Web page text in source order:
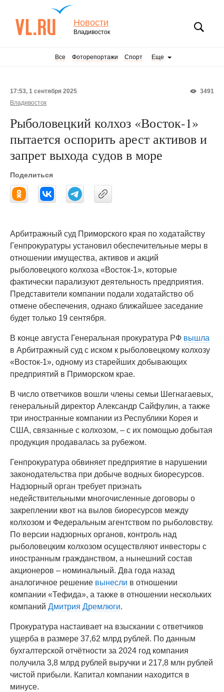
Новости
Владивосток
Все Фоторепортажи Спорт Еще
3491
17:53, 1 сентября 2025
Владивосток
Рыболовецкий колхоз «Восток-1»
пытается оспорить арест активов и
запрет выхода судов в море
Поделиться
Арбитражный суд Приморского края по ходатайству
Генпрокуратуры установил обеспечительные меры в
отношении имущества, активов и акций
рыболовецкого колхоза «Восток-1», которые
фактически парализуют деятельность предприятия.
Представители компании подали ходатайство об
отмене обеспечения, однако ближайшее заседание
будет только 19 сентября.
В конце августа Генеральная прокуратура РФ вышла
в Арбитражный суд с иском к рыболовецкому колхозу
«Восток-1», одному из старейших добывающих
предприятий в Приморском крае.
В число ответчиков вошли члены семьи Шегнагаевых,
генеральный директор Александр Сайфулин, а также
три иностранные компании из Республики Корея и
США, связанные с колхозом, – с их помощью добытая
продукция продавалась за рубежом.
Генпрокуратура обвиняет предприятие в нарушении
законодательства при добыче водных биоресурсов.
Надзорный орган требует признать
недействительными многочисленные договоры о
закреплении квот на вылов биоресурсов между
колхозом и Федеральным агентством по рыболовству.
По версии надзорных органов, контроль над
рыболовецким колхозом осуществляют инвесторы с
иностранным гражданством, а нынешний состав
акционеров – номинальный. Два года назад
аналогичное решение вынесли в отношении
компании «Тефида», а также в отношении нескольких
компаний Дмитрия Дремлюги.
Прокуратура настаивает на взыскании с ответчиков
ущерба в размере 37,62 млрд рублей. По данным
бухгалтерской отчётности за 2024 год компания
получила 3,8 млрд рублей выручки и 217,8 млн рублей
чистой прибыли. Капитал компании находится в
минусе.